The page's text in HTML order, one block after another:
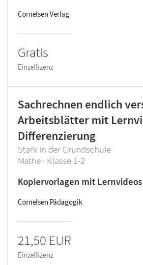
Cornelsen Verlag
Gratis
Einzellizenz
Sachrechnen endlich
Arbeitsblätter mit
Differenzierung
Stark in der Grundschule
Mathe · Klasse 1-2
Kopiervorlagen mit Lernvideos
Cornelsen Pädagogik
21,50 EUR
Einzellizenz